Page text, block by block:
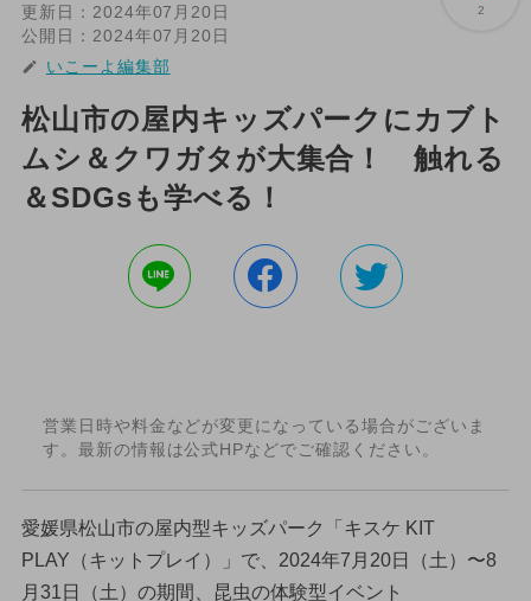
2
更新日： 2024年07月20日
公開日： 2024年07月20日
いこーよ編集部
松山市の屋内キッズパークにカブト
ムシ＆クワガタが大集合！ 触れる
＆SDGsも学べる！
営業日時や料金などが変更になっている場合がございま
す。最新の情報は公式HPなどでご確認ください。
愛媛県松山市の屋内型キッズパーク「キスケ KIT
PLAY（キットプレイ）」で、2024年7月20日（土）〜8
月31日（土）の期間、昆虫の体験型イベント